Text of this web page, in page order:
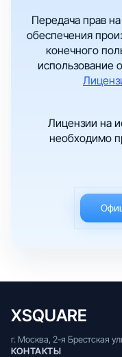
Передача прав
обеспечения
конечного
использование
Лицензии на
необходимо
XSQUARE
г. Москва, 2-я Брестская
КОНТАКТЫ